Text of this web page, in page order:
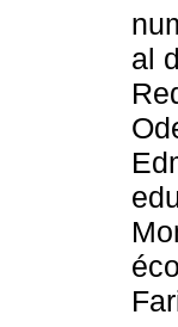
al